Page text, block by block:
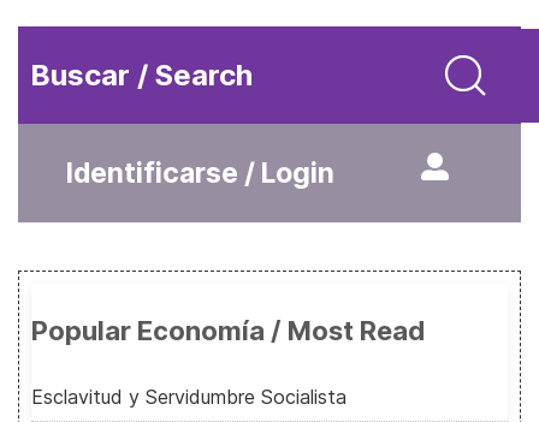
Buscar / Search
Identificarse / Login
Popular Economía / Most Read
Esclavitud y Servidumbre Socialista